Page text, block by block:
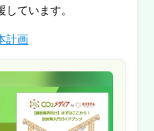
ています。
計画